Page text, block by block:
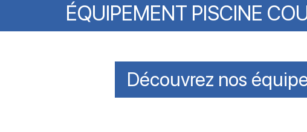
ÉQUIPEMENT PISCINE
Découvrez nos